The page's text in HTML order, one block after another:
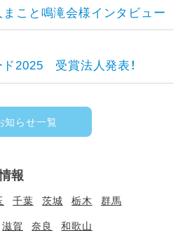
まこと鳴滝会様インタビュー
2025 受賞法人発表！
知らせ一覧
報
千葉 茨城 栃木 群馬
滋賀 奈良 和歌山